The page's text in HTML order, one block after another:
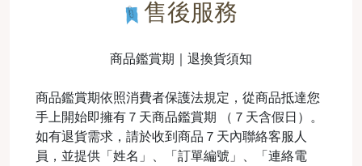
售後服務
商品鑑賞期｜退換貨須知
商品鑑賞期依照消費者保護法規定，從商品抵達您
手上開始即擁有７天商品鑑賞期 （７天含假日）。
如有退貨需求，請於收到商品７天內聯絡客服人
員，並提供「姓名」、「訂單編號」、「連絡電